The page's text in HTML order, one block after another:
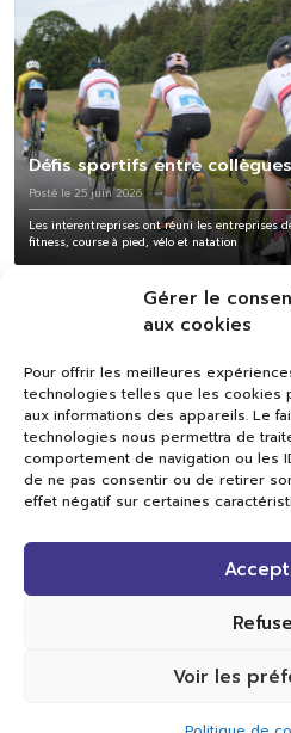
Gérer le
aux cookies
Pour offrir les meilleures
technologies telles que les
aux informations des appareils. Le
technologies nous permettra de
comportement de navigation ou les
de ne pas consentir ou de retirer
effet négatif sur certaines
Voir les
Défis sportifs entre collègues
Posté le 25 juin 2026
Les interentreprises ont réuni les entreprises
fitness, course à pied, vélo et natation
Val TV
Centre de Compétences Médias
Rue du Pont-Neuf 24